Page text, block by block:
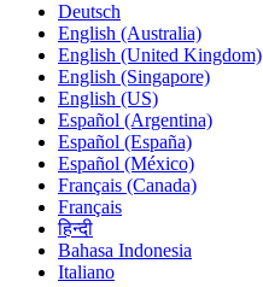
Deutsch
English (Australia)
English (United Kingdom)
English (Singapore)
English (US)
Español (Argentina)
Español (España)
Español (México)
Français (Canada)
Français
हिन्दी
Bahasa Indonesia
Italiano